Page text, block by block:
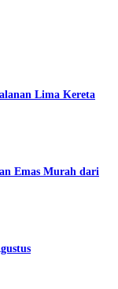
Lima Kereta
Emas Murah dari